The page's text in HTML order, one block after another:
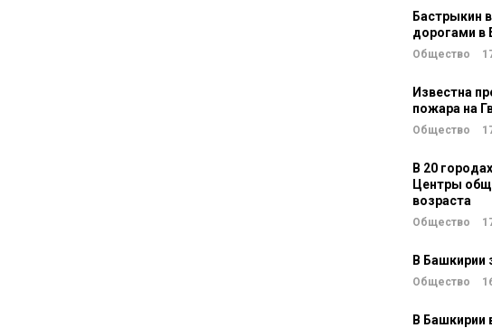
Бастрыкин
дорогами в
Общество
Известна
пожара на
Общество
В 20
Центры
возраста
Общество
В Башкирии
Общество
В Башкирии